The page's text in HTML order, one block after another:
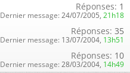
Réponses: 1
Dernier message: 24/07/2005, 21h18
Réponses: 35
Dernier message: 13/07/2004, 13h51
Réponses: 10
Dernier message: 28/03/2004, 14h49